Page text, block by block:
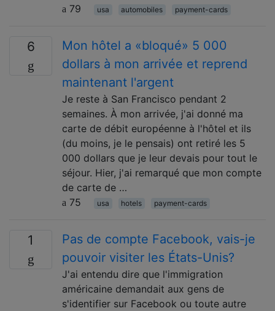
79 usa automobiles payment-cards
6
Mon hôtel a «bloqué» 5 000
dollars à mon arrivée et reprend
maintenant l'argent
Je reste à San Francisco pendant 2
semaines. À mon arrivée, j'ai donné ma
carte de débit européenne à l'hôtel et ils
(du moins, je le pensais) ont retiré les 5
000 dollars que je leur devais pour tout le
séjour. Hier, j'ai remarqué que mon compte
de carte de …
75
usa hotels payment-cards
1
Pas de compte Facebook, vais-je
pouvoir visiter les États-Unis?
J'ai entendu dire que l'immigration
américaine demandait aux gens de
s'identifier sur Facebook ou toute autre